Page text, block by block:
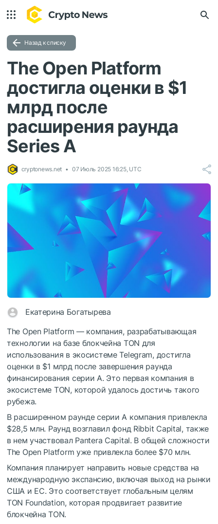
Назад к списку
The Open Platform
достигла оценки в $1
млрд после
расширения раунда
Series A
cryptonews.net 07 Июль 2025 16:25, UTC
Екатерина Богатырева
The Open Platform — компания, разрабатывающая
технологии на базе блокчейна TON для
использования в экосистеме Telegram, достигла
оценки в $1 млрд после завершения раунда
финансирования серии А. Это первая компания в
экосистеме TON, которой удалось достичь такого
рубежа.
В расширенном раунде серии А компания привлекла
$28,5 млн. Раунд возглавил фонд Ribbit Capital, также
в нем участвовал Pantera Capital. В общей сложности
The Open Platform уже привлекла более $70 млн.
Компания планирует направить новые средства на
международную экспансию, включая выход на рынки
США и ЕС. Это соответствует глобальным целям
TON Foundation, которая продвигает развитие
блокчейна TON.